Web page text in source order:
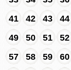
41
42 43 44
49
50 51 52
57
58 59 60